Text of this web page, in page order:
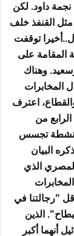
داود. لكن
القنفذ خلف
توقفت
المقامة على
وهناك
المخابرات
والقطاع، اعترف
من
وأنشطة تجسس
البيان
الذي
قل "رجالتنا في
الذين
أنهما أكبر